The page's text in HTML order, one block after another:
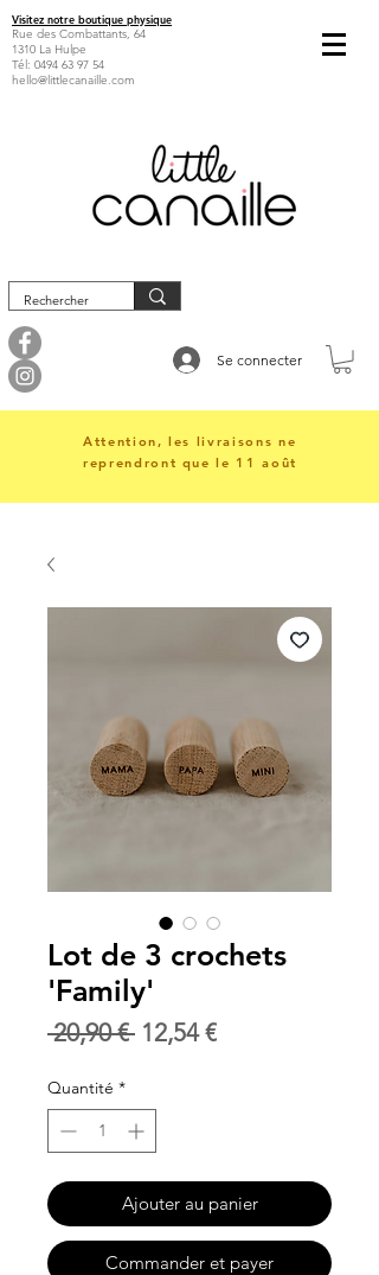
Visitez notre boutique physique
Rue des Combattants, 64
1310 La Hulpe
Tél: 0494 63 97 54
hello@littlecanaille.com
Se connecter
Attention, les livraisons ne
reprendront que le 11 août
Lot de 3 crochets
'Family'
20,90 € Prix
12,54 €Prix
Quantité *
Ajouter au panier
Commander et payer